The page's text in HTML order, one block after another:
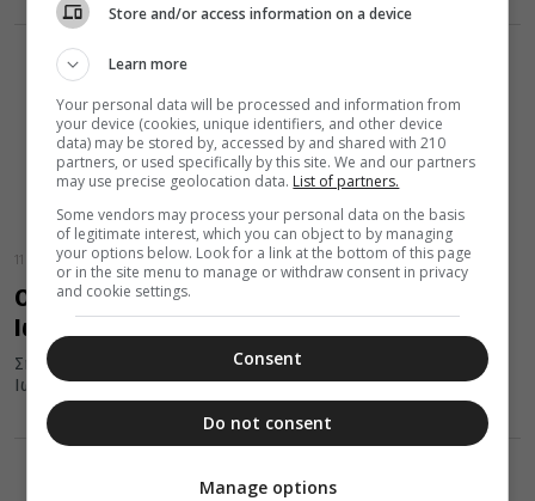
11 Δεκεμβρίου 2025
Ο Αρχιμ. Ιάκωβος Κανάκης στον Ι. Ναό Αγίου
Ιωάννου Ν. Φιλαδέλφειας
Σήμερα, στις 18:00, στο Πνευματικό Κέντρο του Ι. Ναού Αγίου
Ιωαννου Ν. Φιλαδέλφειας
Store and/or access information on a device
Learn more
Your personal data will be processed and information from
your device (cookies, unique identifiers, and other device
data) may be stored by, accessed by and shared with 210
partners, or used specifically by this site. We and our partners
may use precise geolocation data. List of partners.
Some vendors may process your personal data on the basis
of legitimate interest, which you can object to by managing
your options below. Look for a link at the bottom of this page
or in the site menu to manage or withdraw consent in privacy
and cookie settings.
Consent
Do not consent
Manage options